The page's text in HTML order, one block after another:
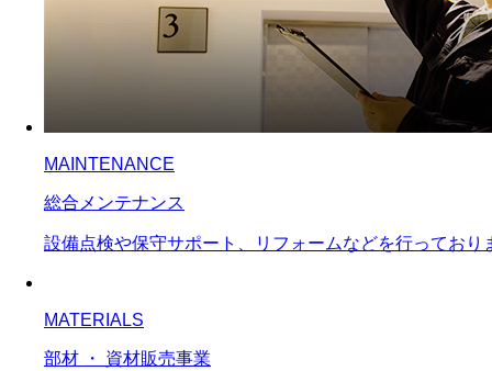
MAINTENANCE
総合メンテナンス
設備点検や保守サポート、リフォームなどを行っており
MATERIALS
部材 ・ 資材販売事業